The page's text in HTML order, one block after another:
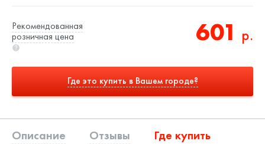
601 р.
Рекомендованная
розничная цена
Где это купить в Вашем городе?
Описание Отзывы
Где купить